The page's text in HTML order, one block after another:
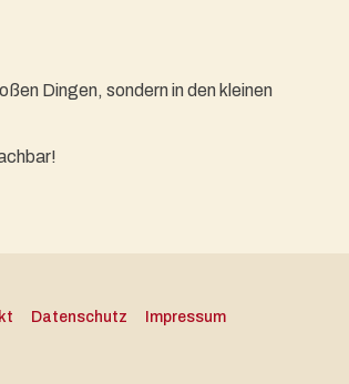
Dingen, sondern in den kleinen
Datenschutz Impressum